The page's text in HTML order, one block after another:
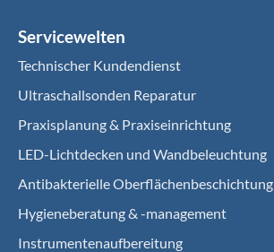
Servicewelten
Technischer Kundendienst
Ultraschallsonden Reparatur
Praxisplanung & Praxiseinrichtung
LED-Lichtdecken und Wandbeleuchtung
Antibakterielle Oberflächenbeschichtung
Hygieneberatung & -management
Instrumentenaufbereitung